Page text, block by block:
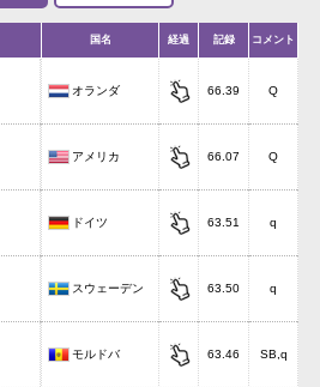
国名 経過 記録 コメント
オランダ 66.39 Q
アメリカ 66.07 Q
ドイツ 63.51 q
スウェーデン 63.50 q
モルドバ 63.46 SB,q